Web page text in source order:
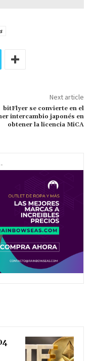
Next article
bitFlyer se convierte en el
intercambio japonés en
obtener la licencia MiCA